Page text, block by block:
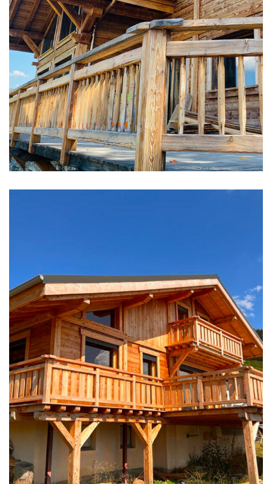
CHALETS NEUFS
Construction de chalet
en Mélèze étuvé
CHALETS NEUFS
Chalet en bois Douglas
brossé